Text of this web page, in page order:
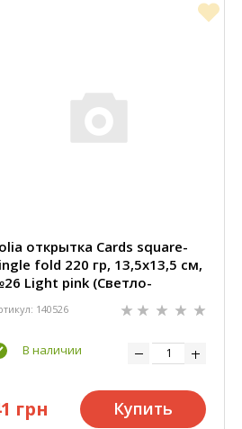
открытка Cards square-
fold 220 гр, 13,5x13,5 см,
Light pink (Светло-
140526
В наличии
грн Купить